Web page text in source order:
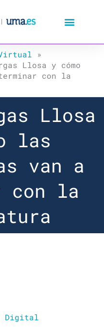
»
Llosa y cómo
con la
Llosa
las
van a
con la
Digital